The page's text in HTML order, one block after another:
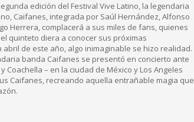
edición del Festival Vive Latino, la legendaria
Caifanes, integrada por Saúl Hernández, Alfonso
Herrera, complacerá a sus miles de fans, quienes
quinteto diera a conocer sus próximas
de este año, algo inimaginable se hizo realidad.
banda Caifanes se presentó en concierto ante
– en la ciudad de México y Los Angeles
Caifanes, recreando aquella entrañable magia que